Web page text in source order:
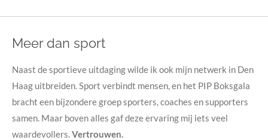
Meer dan sport
Naast de sportieve uitdaging wilde ik ook mijn netwerk in Den
Haag uitbreiden. Sport verbindt mensen, en het PIP Boksgala
bracht een bijzondere groep sporters, coaches en supporters
samen. Maar boven alles gaf deze ervaring mij iets veel
waardevollers.Vertrouwen.